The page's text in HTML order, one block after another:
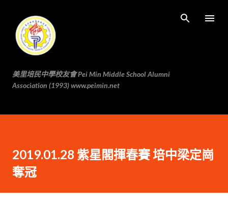
美里培民中學校友會 Pei Min Middle School Alumni
Association (1993) www.peimin.net
2019.01.28 紫星閣揮春賽 培中梁定崗
奪冠